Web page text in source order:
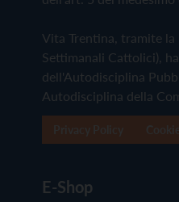
Vita Trentina, tramite la
Settimanali Cattolici),
dell'Autodisciplina
Autodisciplina della
E-Shop